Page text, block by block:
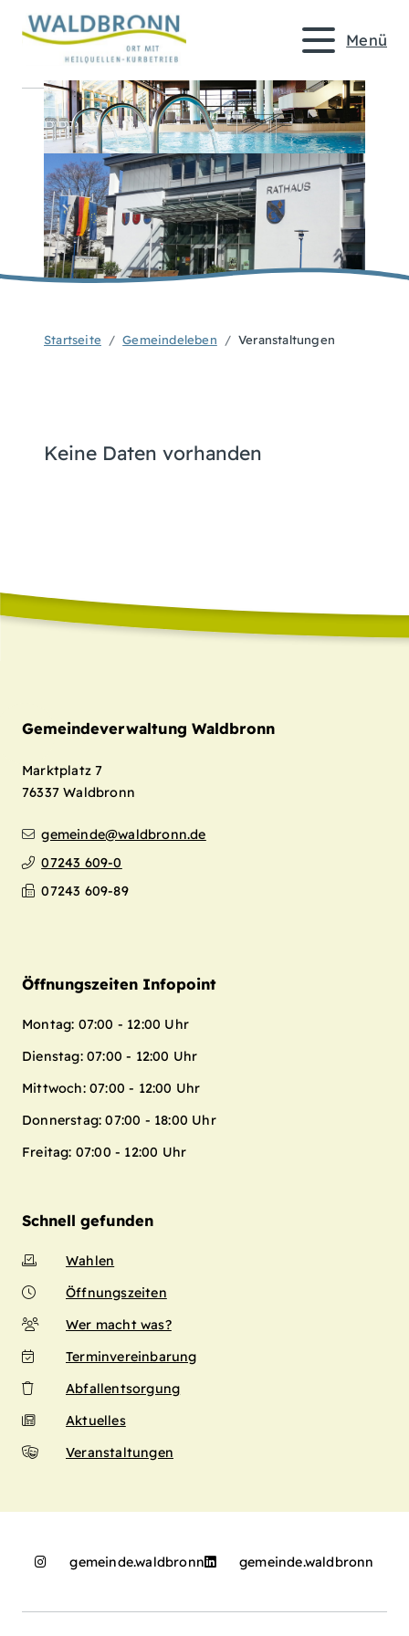
Menü
Startseite Gemeindeleben Veranstaltungen
Keine Daten vorhanden
Gemeindeverwaltung Waldbronn
Marktplatz 7
76337 Waldbronn
gemeinde@waldbronn.de
07243 609-0
07243 609-89
Öffnungszeiten Infopoint
Montag: 07:00 - 12:00 Uhr
Dienstag: 07:00 - 12:00 Uhr
Mittwoch: 07:00 - 12:00 Uhr
Donnerstag: 07:00 - 18:00 Uhr
Freitag: 07:00 - 12:00 Uhr
Schnell gefunden
Wahlen
Öffnungszeiten
Wer macht was?
Terminvereinbarung
Abfallentsorgung
Aktuelles
Veranstaltungen
gemeinde.waldbronn gemeinde.waldbronn